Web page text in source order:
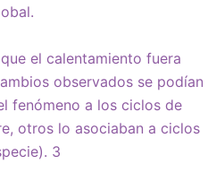
el calentamiento fuera
observados se podían
fenómeno a los ciclos de
otros lo asociaban a ciclos
3